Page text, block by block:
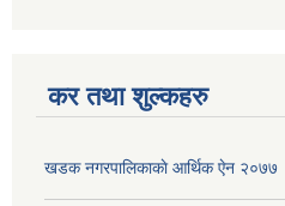
कर तथा शुल्कहरु
खडक नगरपालिकाकाे आर्थिक ए‍ेन २०७७